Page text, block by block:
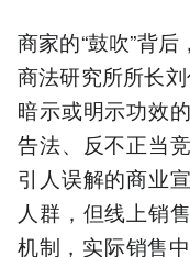
商家的“鼓吹”背
商法研究所所长
暗示或明示功效
告法、反不正当
引人误解的商业
人群，但线上销
机制，实际销售